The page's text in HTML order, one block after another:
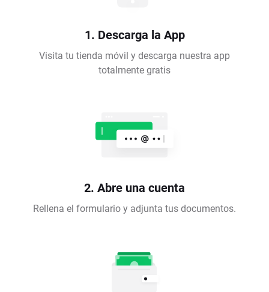
1. Descarga la App
Visita tu tienda móvil y descarga nuestra app
totalmente gratis
2. Abre una cuenta
Rellena el formulario y adjunta tus documentos.